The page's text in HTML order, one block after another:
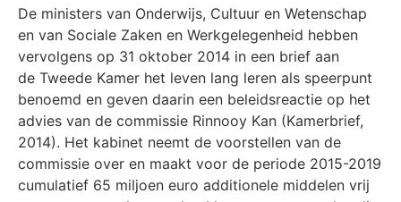
De ministers van Onderwijs, Cultuur en Wetenschap
en van Sociale Zaken en Werkgelegenheid hebben
vervolgens op 31 oktober 2014 in een brief aan
de Tweede Kamer het leven lang leren als speerpunt
benoemd en geven daarin een beleidsreactie op het
advies van de commissie Rinnooy Kan (Kamerbrief,
2014). Het kabinet neemt de voorstellen van de
commissie over en maakt voor de periode 2015-2019
cumulatief 65 miljoen euro additionele middelen vrij